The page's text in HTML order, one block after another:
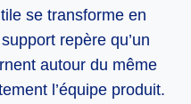
se transforme en
repère qu’un
autour du même
l’équipe produit.